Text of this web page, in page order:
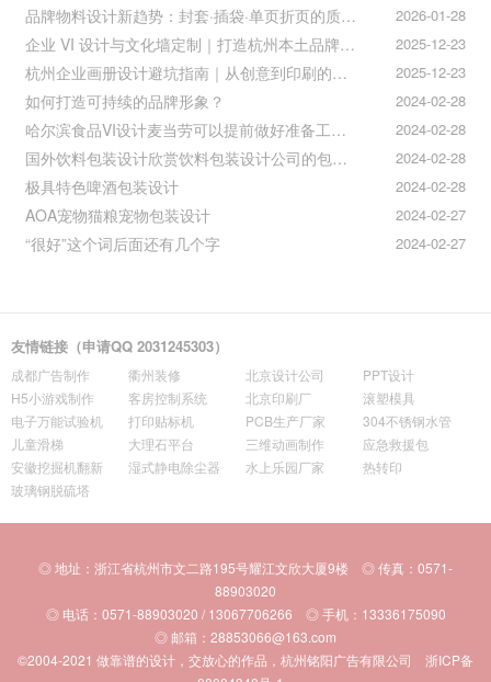
2026-01-28
品牌物料设计新趋势：封套·插袋·单页折页的质感升级之道
2025-12-23
企业 VI 设计与文化墙定制｜打造杭州本土品牌专属视觉符号
2025-12-23
杭州企业画册设计避坑指南｜从创意到印刷的全流程把控
2024-02-28
如何打造可持续的品牌形象？
2024-02-28
哈尔滨食品VI设计麦当劳可以提前做好准备工作促进挪动购买
2024-02-28
国外饮料包装设计欣赏饮料包装设计公司的包装设计
2024-02-28
极具特色啤酒包装设计
2024-02-27
AOA宠物猫粮宠物包装设计
2024-02-27
“很好”这个词后面还有几个字
友情链接（申请QQ 2031245303）
成都广告制作 衢州装修 北京设计公司
PPT设计
H5小游戏制作
客房控制系统 北京印刷厂
滚塑模具
电子万能试验机
打印贴标机 PCB生产厂家
304不锈钢水管
儿童滑梯
大理石平台 三维动画制作
应急救援包
安徽挖掘机翻新
湿式静电除尘器 水上乐园厂家
热转印
玻璃钢脱硫塔
◎ 地址：浙江省杭州市文二路195号耀江文欣大厦9楼 ◎ 传真：0571-
88903020
◎ 电话：0571-88903020 / 13067706266 ◎ 手机：13336175090
◎ 邮箱：28853066@163.com
©2004-2021 做靠谱的设计，交放心的作品，杭州铭阳广告有限公司 浙ICP备